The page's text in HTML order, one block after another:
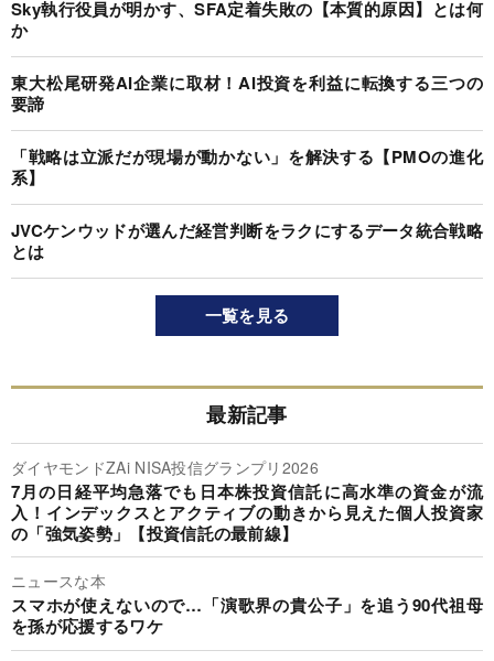
Sky執行役員が明かす、SFA定着失敗の【本質的原因】とは何
か
東大松尾研発AI企業に取材！AI投資を利益に転換する三つの
要諦
「戦略は立派だが現場が動かない」を解決する【PMOの進化
系】
JVCケンウッドが選んだ経営判断をラクにするデータ統合戦略
とは
一覧を見る
最新記事
ダイヤモンドZAi NISA投信グランプリ2026
7月の日経平均急落でも日本株投資信託に高水準の資金が流
入！インデックスとアクティブの動きから見えた個人投資家
の「強気姿勢」【投資信託の最前線】
ニュースな本
スマホが使えないので…「演歌界の貴公子」を追う90代祖母
を孫が応援するワケ